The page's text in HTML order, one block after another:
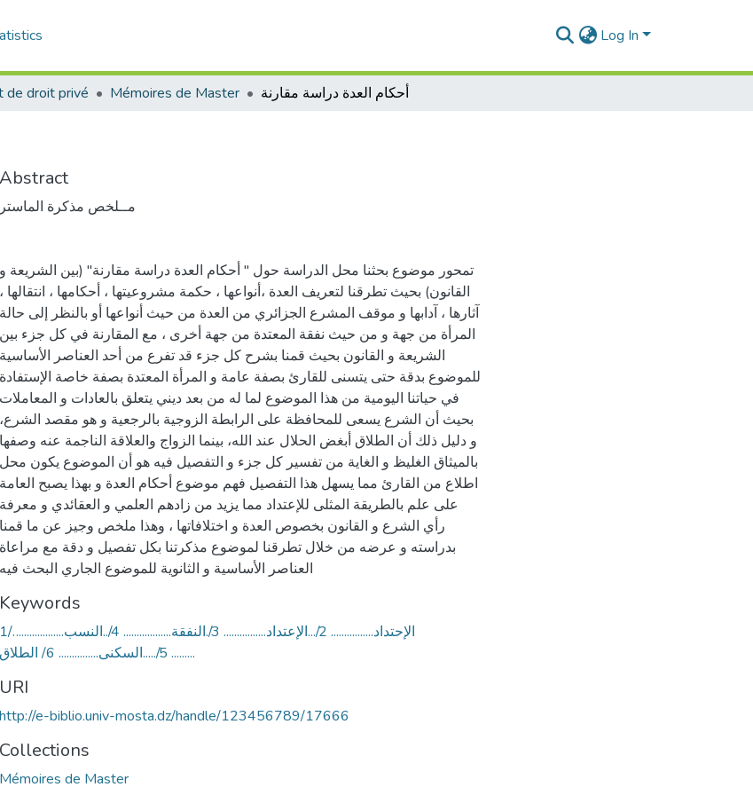
Log In
de droit privé Mémoires de Master أحكام العدة دراسة مقارنة
Abstract
مــلخص مذكرة الماستر
تمحور موضوع بحثنا محل الدراسة حول " أحكام العدة دراسة مقارنة" (بين الشريعة و
القانون) بحيث تطرقنا لتعريف العدة ،أنواعها ، حكمة مشروعيتها ، أحكامها ، انتقالها ،
آثارها ، آدابها و موقف المشرع الجزائري من العدة من حيث أنواعها أو بالنظر إلى حالة
المرأة من جهة و من حيث نفقة المعتدة من جهة أخرى ، مع المقارنة في كل جزء بين
الشريعة و القانون بحيث قمنا بشرح كل جزء قد تفرع من أحد العناصر الأساسية
للموضوع بدقة حتى يتسنى للقارئ بصفة عامة و المرأة المعتدة بصفة خاصة الإستفادة
في حياتنا اليومية من هذا الموضوع لما له من بعد ديني يتعلق بالعادات و المعاملات
بحيث أن الشرع يسعى للمحافظة على الرابطة الزوجية بالرجعية و هو مقصد الشرع،
و دليل ذلك أن الطلاق أبغض الحلال عند الله، بينما الزواج والعلاقة الناجمة عنه وصفها
بالميثاق الغليظ و الغاية من تفسير كل جزء و التفصيل فيه هو أن الموضوع يكون محل
اطلاع من القارئ مما يسهل هذا التفصيل فهم موضوع أحكام العدة و بهذا يصبح العامة
على علم بالطريقة المثلى للإعتداد مما يزيد من زادهم العلمي و العقائدي و معرفة
رأي الشرع و القانون بخصوص العدة و اختلافاتها ، وهذا ملخص وجيز عن ما قمنا
بدراسته و عرضه من خلال تطرقنا لموضوع مذكرتنا بكل تفصيل و دقة مع مراعاة
العناصر الأساسية و الثانوية للموضوع الجاري البحث فيه
Keywords
1/...الإحتداد................ 2/...الإعتداد................ 3/.النفقة.................. 4/..النسب................
5/.....السكنى............... 6/ الطلاق .........
URI
http://e-biblio.univ-mosta.dz/handle/123456789/17666
Collections
Mémoires de Master